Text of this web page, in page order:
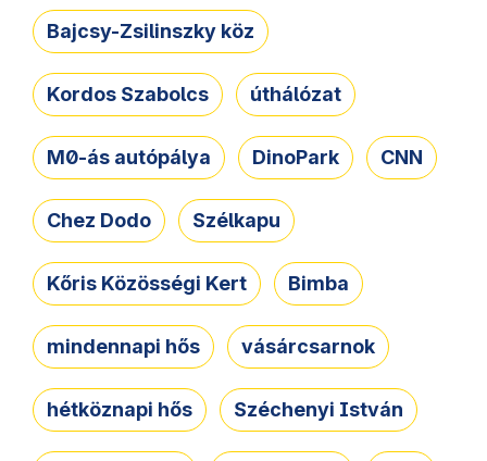
Bajcsy-Zsilinszky köz
Kordos Szabolcs úthálózat
M0-ás autópálya DinoPark CNN
Chez Dodo Szélkapu
Kőris Közösségi Kert Bimba
mindennapi hős vásárcsarnok
hétköznapi hős Széchenyi István